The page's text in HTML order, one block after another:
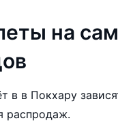
на
в в Покхару
распродаж.